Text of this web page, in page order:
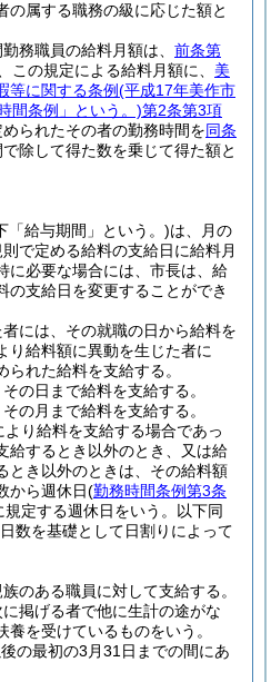
の属する職務の級に応じた額と
務職員の給料月額は、 前条第
この規定による給料月額に、 美
等に関する条例(平成17年美作市
間条例」という。)第2条第3項
られたその者の勤務時間を同条
除して得た数を乗じて得た額と
「給与期間」という。)は、月の
で定める給料の支給日に給料月
に必要な場合には、市長は、給
の支給日を変更することができ
には、その就職の日から給料を
り給料額に異動を生じた者に
れた給料を支給する。
の日まで給料を支給する。
の月まで給料を支給する。
より給料を支給する場合であっ
給するとき以外のとき、又は給
とき以外のときは、その給料額
から週休日(勤務時間条例第3条
規定する週休日をいう。以下同
数を基礎として日割りによって
のある職員に対して支給する。
掲げる者で他に生計の途がな
養を受けているものをいう。
の最初の3月31日までの間にあ